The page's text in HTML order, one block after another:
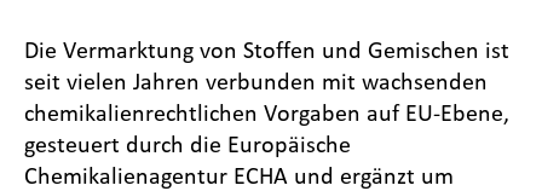
Die Vermarktung von Stoffen und Gemischen ist
seit vielen Jahren verbunden mit wachsenden
chemikalienrechtlichen Vorgaben auf EU-Ebene,
gesteuert durch die Europäische
Chemikalienagentur ECHA und ergänzt um